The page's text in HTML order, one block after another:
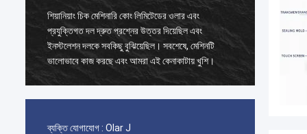
শিয়ানিয়াং চিক মেশিনারি কোং লিমিটেডের ওলার এবং
প্রযুক্তিগত দল দ্রুত প্রশ্নের উত্তর দিয়েছিল এবং
ইনস্টলেশন দলকে সবকিছু বুঝিয়েছিল। সবশেষে, মেশিনটি
ভালোভাবে কাজ করছে এবং আমরা এই কেনাকাটায় খুশি।
ব্যক্তি যোগাযোগ : Olar J